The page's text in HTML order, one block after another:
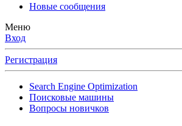
Новые сообщения
Меню
Вход
Регистрация
Search Engine Optimization
Поисковые машины
Вопросы новичков